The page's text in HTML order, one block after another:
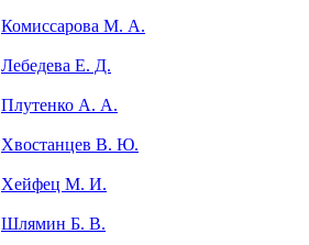
Комиссарова М. А.
Лебедева Е. Д.
Плутенко А. А.
Хвостанцев В. Ю.
Хейфец М. И.
Шлямин Б. В.